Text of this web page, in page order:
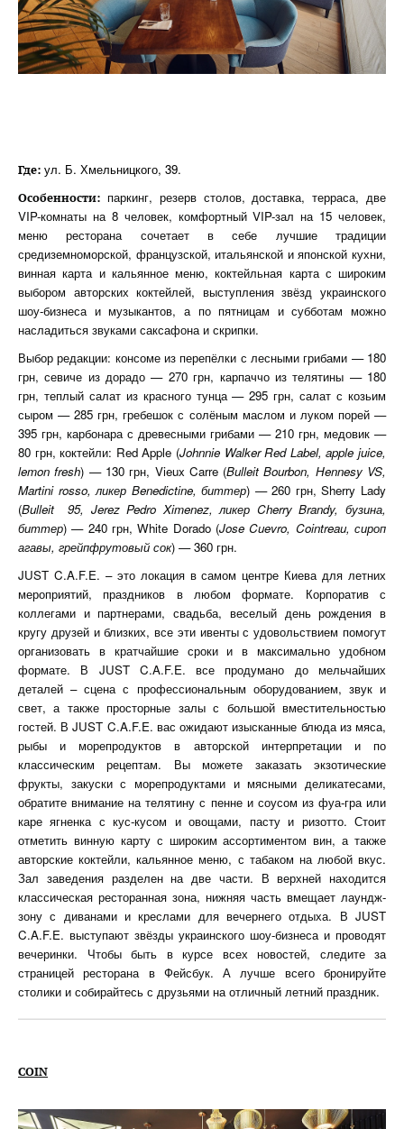
Где: ул. Б. Хмельницкого, 39.
Особенности: паркинг, резерв столов, доставка, терраса, две
VIP-комнаты на 8 человек, комфортный VIP-зал на 15 человек,
меню ресторана сочетает в себе лучшие традиции
средиземноморской, французской, итальянской и японской кухни,
винная карта и кальянное меню, коктейльная карта с широким
выбором авторских коктейлей, выступления звёзд украинского
шоу-бизнеса и музыкантов, а по пятницам и субботам можно
насладиться звуками саксафона и скрипки.
Выбор редакции: консоме из перепёлки с лесными грибами — 180
грн, севиче из дорадо — 270 грн, карпаччо из телятины — 180
грн, теплый салат из красного тунца — 295 грн, салат с козьим
сыром — 285 грн, гребешок с солёным маслом и луком порей —
395 грн, карбонара с древесными грибами — 210 грн, медовик —
80 грн, коктейли: Red Apple (Johnnie Walker Red Label, apple juice,
lemon fresh) — 130 грн, Vieux Carre (Bulleit Bourbon, Hennesy VS,
Martini rosso, ликер Benedictine, биттер) — 260 грн, Sherry Lady
(Bulleit 95, Jerez Pedro Ximenez, ликер Cherry Brandy, бузина,
биттер) — 240 грн, White Dorado (Jose Cuevro, Cointreau, сироп
агавы, грейпфрутовый сок) — 360 грн.
JUST C.A.F.E. – это локация в самом центре Киева для летних
мероприятий, праздников в любом формате. Корпоратив с
коллегами и партнерами, свадьба, веселый день рождения в
кругу друзей и близких, все эти ивенты с удовольствием помогут
организовать в кратчайшие сроки и в максимально удобном
формате. В JUST C.A.F.E. все продумано до мельчайших
деталей – сцена с профессиональным оборудованием, звук и
свет, а также просторные залы с большой вместительностью
гостей. В JUST C.A.F.E. вас ожидают изысканные блюда из мяса,
рыбы и морепродуктов в авторской интерпретации и по
классическим рецептам. Вы можете заказать экзотические
фрукты, закуски с морепродуктами и мясными деликатесами,
обратите внимание на телятину с пенне и соусом из фуа-гра или
каре ягненка с кус-кусом и овощами, пасту и ризотто. Стоит
отметить винную карту с широким ассортиментом вин, а также
авторские коктейли, кальянное меню, с табаком на любой вкус.
Зал заведения разделен на две части. В верхней находится
классическая ресторанная зона, нижняя часть вмещает лаундж-
зону с диванами и креслами для вечернего отдыха. В JUST
C.A.F.E. выступают звёзды украинского шоу-бизнеса и проводят
вечеринки. Чтобы быть в курсе всех новостей, следите за
страницей ресторана в Фейсбук. А лучше всего бронируйте
столики и собирайтесь с друзьями на отличный летний праздник.
COIN